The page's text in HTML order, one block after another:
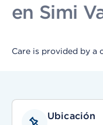
en Simi
Care is provided by a
Ubicación